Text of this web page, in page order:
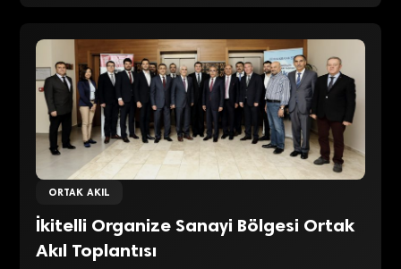
ORTAK AKIL
İkitelli Organize Sanayi Bölgesi Ortak
Akıl Toplantısı